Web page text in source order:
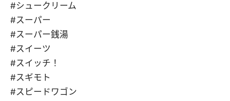
#シュークリーム
#スーパー
#スーパー銭湯
#スイーツ
#スイッチ！
#スギモト
#スピードワゴン